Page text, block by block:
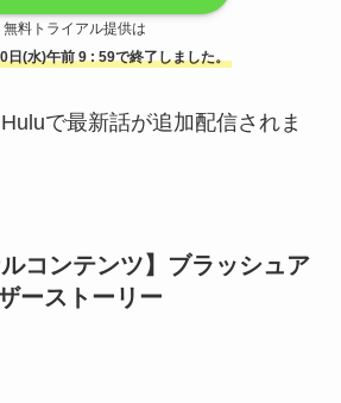
無料トライアル提供は
日(水)午前 9 : 59で終了しました。
で最新話が追加配信されま
コンテンツ】ブラッシュア
ーストーリー